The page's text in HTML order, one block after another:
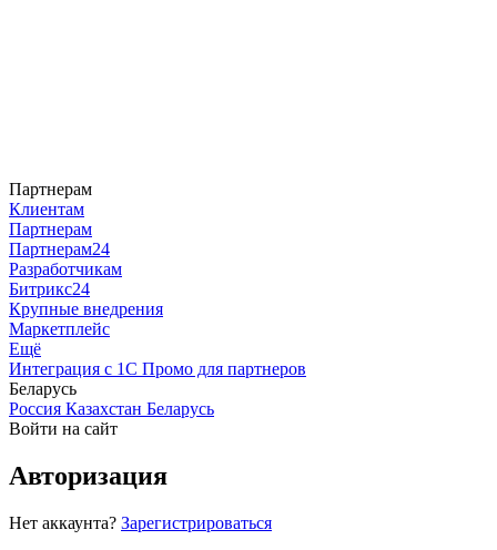
Партнерам
Клиентам
Партнерам
Партнерам24
Разработчикам
Битрикс24
Крупные внедрения
Маркетплейс
Ещё
Интеграция с 1С Промо для партнеров
Беларусь
Россия Казахстан Беларусь
Войти на сайт
Авторизация
Нет аккаунта? Зарегистрироваться